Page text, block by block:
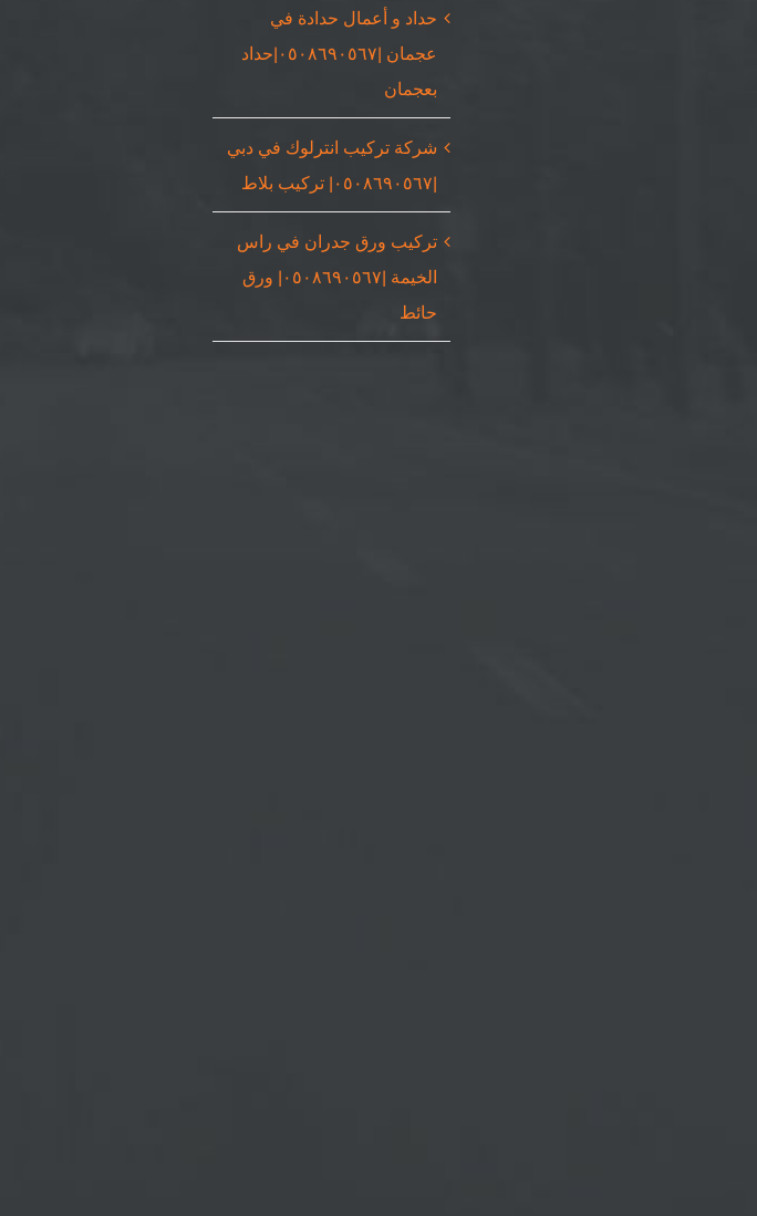
حداد و أعمال حدادة في
عجمان |٠٥٠٨٦٩٠٥٦٧|حداد
بعجمان
شركة تركيب انترلوك في دبي
|٠٥٠٨٦٩٠٥٦٧| تركيب بلاط
تركيب ورق جدران في راس
الخيمة |٠٥٠٨٦٩٠٥٦٧| ورق
حائط